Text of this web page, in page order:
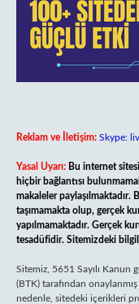
Reklam ve İletişim: Skype:
Yasal Uyarı: Bu internet
hiçbir bağlantısı
makaleler
taşımamakta olup, gerçek
yapılmamaktadır. Gerçek
tesadüfidir. Sitemizdeki
Sitemiz, 5651 Sayılı Kanun
(BTK) tarafından
nedenle, sitedeki içerikleri